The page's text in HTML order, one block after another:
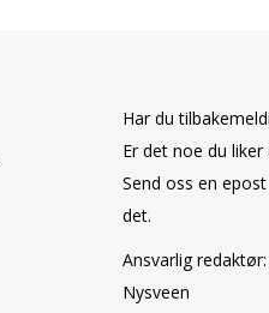
Har du
Er det noe du
Send oss en
det.
Ansvarlig
Nysveen